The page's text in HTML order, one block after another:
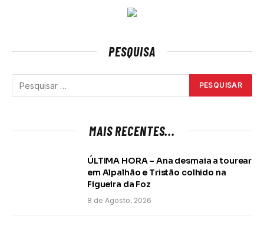
PESQUISA
MAIS RECENTES...
ÚLTIMA HORA – Ana desmaia a tourear
em Alpalhão e Tristão colhido na
Figueira da Foz
8 de Agosto, 2026